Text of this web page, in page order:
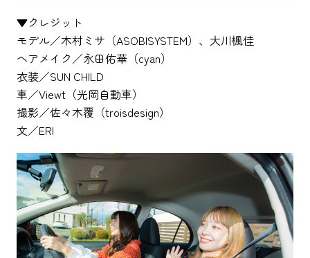
▼クレジット
モデル／木村ミサ（ASOBISYSTEM）、大川楓佳
ヘアメイク／永田佑華（cyan）
衣装／SUN CHILD
車／Viewt（光岡自動車）
撮影／佐々木覆（troisdesign）
文／ERI